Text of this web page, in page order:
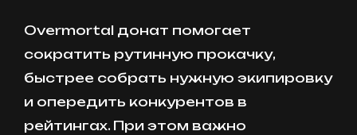
Overmortal донат помогает
сократить рутинную прокачку,
быстрее собрать нужную экипировку
и опередить конкурентов в
рейтингах. При этом важно